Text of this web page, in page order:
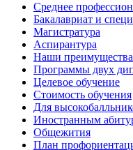
Cреднее
Бакалавриат и
Магистратура
Аспирантура
Наши преимущества
Программы двух
Целевое обучение
Стоимость обучения
Для
Иностранным
Общежития
План